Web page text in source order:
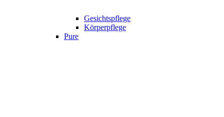
Gesichtspflege
Körperpflege
Pure